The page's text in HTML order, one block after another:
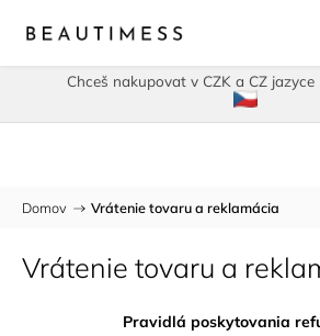
Chceš nakupovat v CZK a CZ
Domov / Vrátenie tovaru a reklamácia
Vrátenie tovaru a
Pravidlá poskytovania